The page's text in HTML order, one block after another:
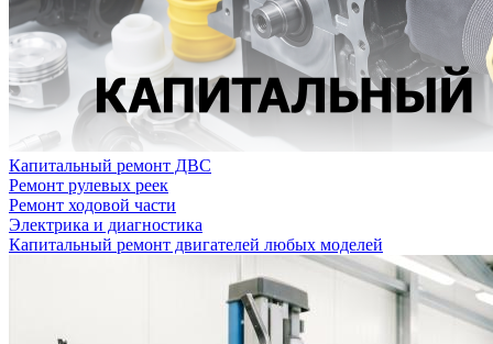
Капитальный ремонт ДВС
Ремонт рулевых реек
Ремонт ходовой части
Электрика и диагностика
Капитальный ремонт двигателей любых моделей